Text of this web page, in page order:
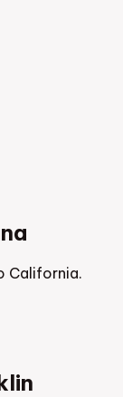
California.